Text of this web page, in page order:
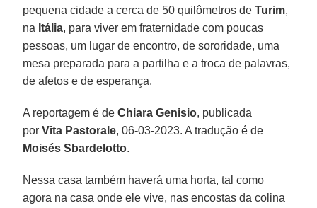
pequena cidade a cerca de 50 quilômetros deTurim,
na Itália, para viver em fraternidade com poucas
pessoas, um lugar de encontro, de sororidade, uma
mesa preparada para a partilha e a troca de palavras,
de afetos e de esperança.
A reportagem é deChiara Genisio, publicada
porVita Pastorale, 06-03-2023. A tradução é de
Moisés Sbardelotto.
Nessa casa também haverá uma horta, tal como
agora na casa onde ele vive, nas encostas da colina